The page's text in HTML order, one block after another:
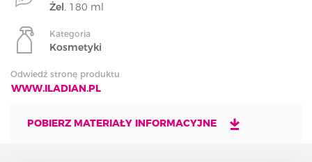
Żel. 180 ml
Kategoria
Kosmetyki
Odwiedź stronę produktu
WWW.ILADIAN.PL
POBIERZ MATERIAŁY INFORMACYJNE